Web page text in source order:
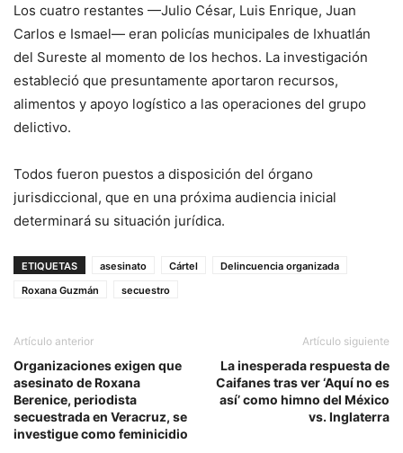
Los cuatro restantes —Julio César, Luis Enrique, Juan
Carlos e Ismael— eran policías municipales de Ixhuatlán
del Sureste al momento de los hechos. La investigación
estableció que presuntamente aportaron recursos,
alimentos y apoyo logístico a las operaciones del grupo
delictivo.
Todos fueron puestos a disposición del órgano
jurisdiccional, que en una próxima audiencia inicial
determinará su situación jurídica.
ETIQUETAS asesinato Cártel
Delincuencia organizada
Roxana Guzmán
secuestro
Artículo anterior
Organizaciones exigen que
asesinato de Roxana
Berenice, periodista
secuestrada en Veracruz, se
investigue como feminicidio
Artículo siguiente
La inesperada respuesta de
Caifanes tras ver ‘Aquí no es
así’ como himno del México
vs. Inglaterra